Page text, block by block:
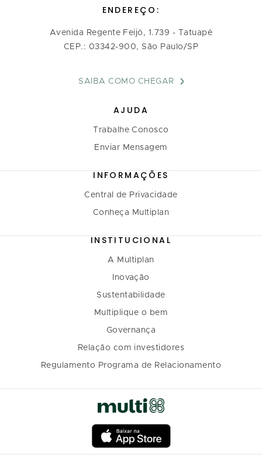
ENDEREÇO:
Avenida Regente Feijó, 1.739 - Tatuapé
CEP.: 03342-900, São Paulo/SP
SAIBA COMO CHEGAR
AJUDA
Trabalhe Conosco
Enviar Mensagem
INFORMAÇÕES
Central de Privacidade
Conheça Multiplan
INSTITUCIONAL
A Multiplan
Inovação
Sustentabilidade
Multiplique o bem
Governança
Relação com investidores
Regulamento Programa de Relacionamento